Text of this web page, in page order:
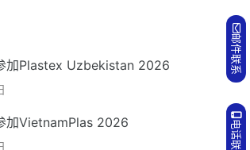
加Plastex Uzbekistan 2026
加VietnamPlas 2026
邮件联系
电话联系